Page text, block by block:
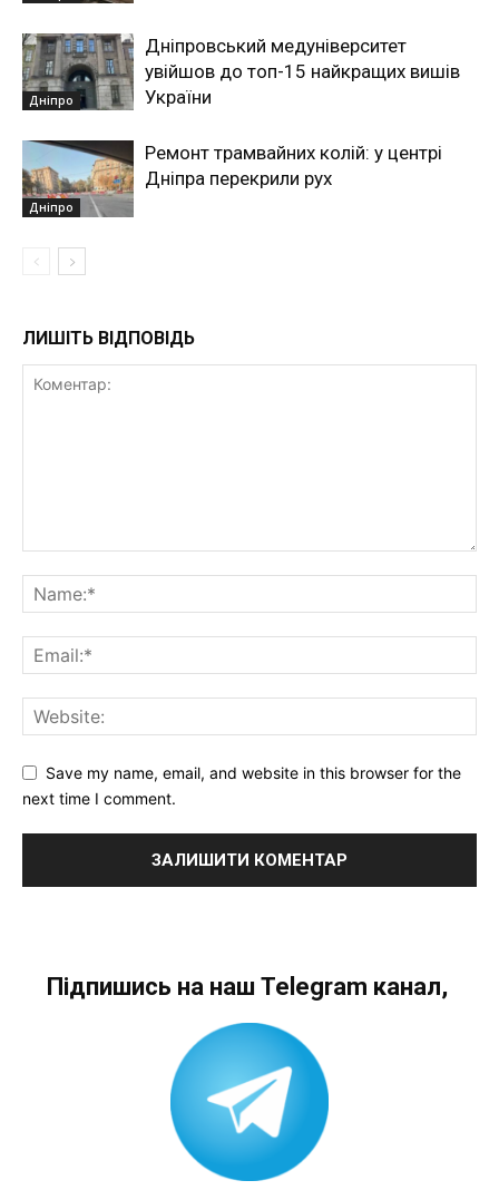
Дніпро
Дніпровський медуніверситет
увійшов до топ-15 найкращих вишів
України
Дніпро
Ремонт трамвайних колій: у центрі
Дніпра перекрили рух
ЛИШІТЬ ВІДПОВІДЬ
Save my name, email, and website in this browser for the
next time I comment.
Підпишись на наш Telegram канал,